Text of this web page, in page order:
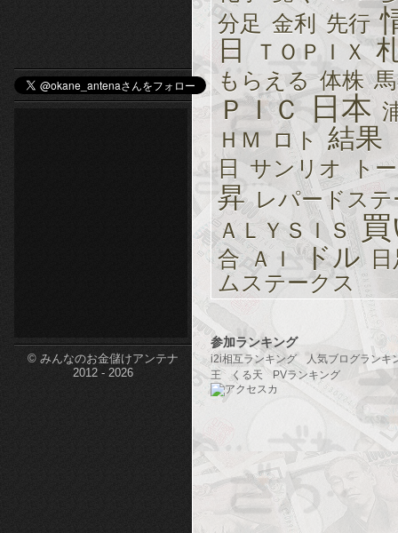
ン
カ
ジ
ノ
etc-
© みんなのお金儲けアンテナ
2012 - 2026
分足 金利 先行
日 ＴＯＰＩＸ
もらえる 体株
ＰＩＣ 日本
ＨＭ
ロト 結果
日 サンリオ ト
昇 レパードス
ＡＬＹＳＩＳ
合 ＡＩ ドル
ムステークス
参加ランキング
i2i相互ランキング
人気ブログランキ
王
くる天 PVランキング